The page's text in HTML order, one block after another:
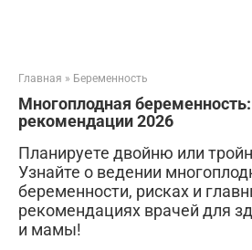
Главная » Беременность
Многоплодная
рекомендации 2026
Планируете двойню или
Узнайте о ведении
беременности, рисках и
рекомендациях врачей для
и мамы!